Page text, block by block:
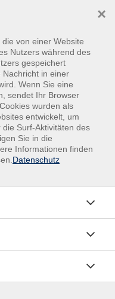
und Ihr Passwort ein,
von einer Website
Nutzers während des
gespeichert
in einer
Wenn Sie eine
sendet Ihr Browser
wurden als
entwickelt, um
Surf-Aktivitäten des
Sie in die
Informationen finden
Datenschutz
×